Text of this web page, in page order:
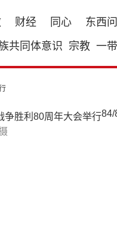
财经 同心 东西问
共同体意识
宗教 一
84/